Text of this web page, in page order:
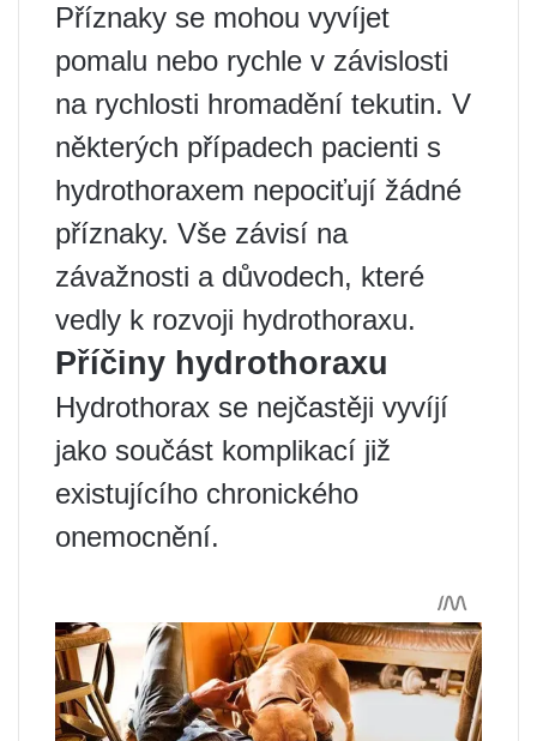
Příznaky se mohou vyvíjet
pomalu nebo rychle v závislosti
na rychlosti hromadění tekutin. V
některých případech pacienti s
hydrothoraxem nepociťují žádné
příznaky. Vše závisí na
závažnosti a důvodech, které
vedly k rozvoji hydrothoraxu.
Příčiny hydrothoraxu
Hydrothorax se nejčastěji vyvíjí
jako součást komplikací již
existujícího chronického
onemocnění.